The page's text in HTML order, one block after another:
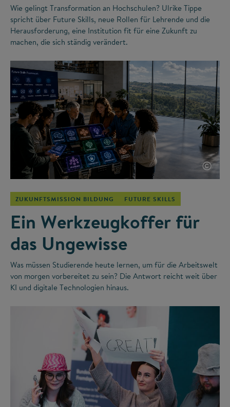
Wie gelingt Transformation an Hochschulen? Ulrike Tippe
spricht über Future Skills, neue Rollen für Lehrende und die
Herausforderung, eine Institution fit für eine Zukunft zu
machen, die sich ständig verändert.
©
ZUKUNFTSMISSION BILDUNG FUTURE SKILLS
Ein Werkzeugkoffer für
das Ungewisse
Was müssen Studierende heute lernen, um für die Arbeitswelt
von morgen vorbereitet zu sein? Die Antwort reicht weit über
KI und digitale Technologien hinaus.